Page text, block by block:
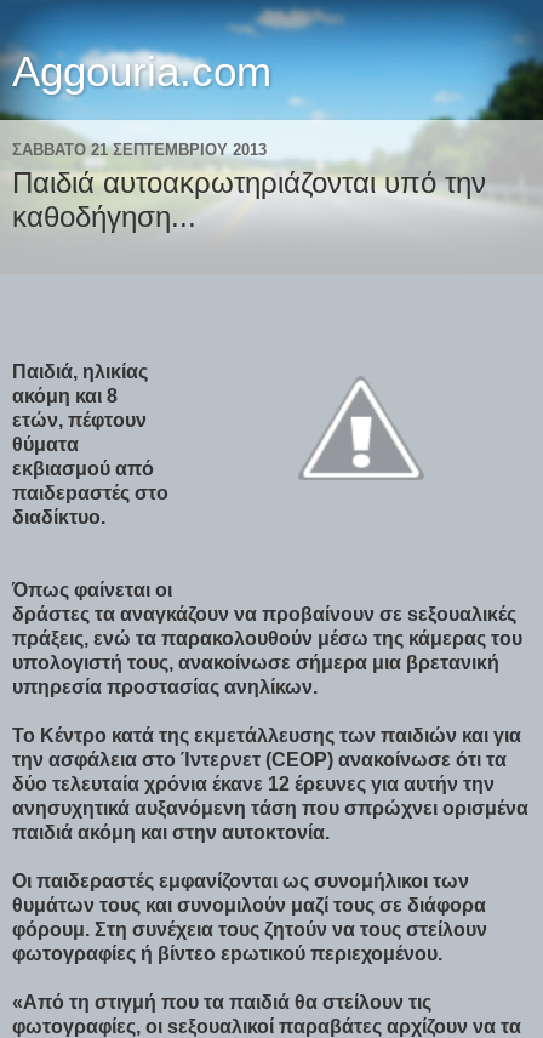
Aggouria.com
ΣΆΒΒΑΤΟ 21 ΣΕΠΤΕΜΒΡΊΟΥ 2013
Παιδιά αυτοακρωτηριάζονται υπό την
καθοδήγηση...
Παιδιά, ηλικίας
ακόμη και 8
ετών, πέφτουν
θύματα
εκβιασμού από
παιδεpαστές στο
διαδίκτυο.
Όπως φαίνεται οι
δράστες τα αναγκάζουν να προβαίνουν σε sεξουαλικές
πράξεις, ενώ τα παρακολουθούν μέσω της κάμερας του
υπολογιστή τους, ανακοίνωσε σήμερα μια βρετανική
υπηρεσία προστασίας ανηλίκων.
Το Κέντρο κατά της εκμετάλλευσης των παιδιών και για
την ασφάλεια στο Ίντερνετ (CEOP) ανακοίνωσε ότι τα
δύο τελευταία χρόνια έκανε 12 έρευνες για αυτήν την
ανησυχητικά αυξανόμενη τάση που σπρώχνει ορισμένα
παιδιά ακόμη και στην αυτοκτονία.
Οι παιδεραστές εμφανίζονται ως συνομήλικοι των
θυμάτων τους και συνομιλούν μαζί τους σε διάφορα
φόρουμ. Στη συνέχεια τους ζητούν να τους στείλουν
φωτογραφίες ή βίντεο εpωτικού περιεχομένου.
«Από τη στιγμή που τα παιδιά θα στείλουν τις
φωτογραφίες, οι sεξουαλικοί παραβάτες αρχίζουν να τα